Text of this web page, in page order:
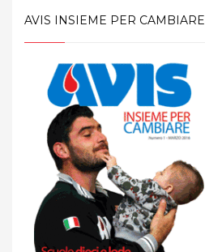
AVIS INSIEME PER CAMBIARE